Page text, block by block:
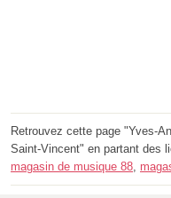
Retrouvez cette page "Yves-
Saint-Vincent" en partant des
magasin de musique 88,